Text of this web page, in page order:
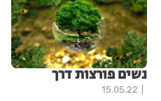
נשים פורצות דרך
15.05.22